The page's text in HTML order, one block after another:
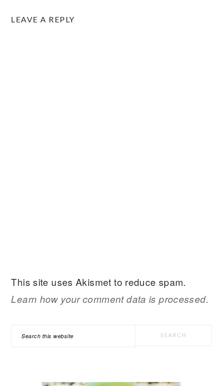
LEAVE A REPLY
This site uses Akismet to reduce spam.
Learn how your comment data is processed.
Search